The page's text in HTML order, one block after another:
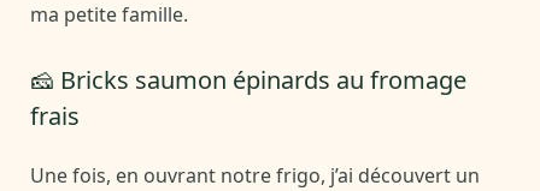
ma petite famille.
🧀 Bricks saumon épinards au fromage
frais
Une fois, en ouvrant notre frigo, j’ai découvert un